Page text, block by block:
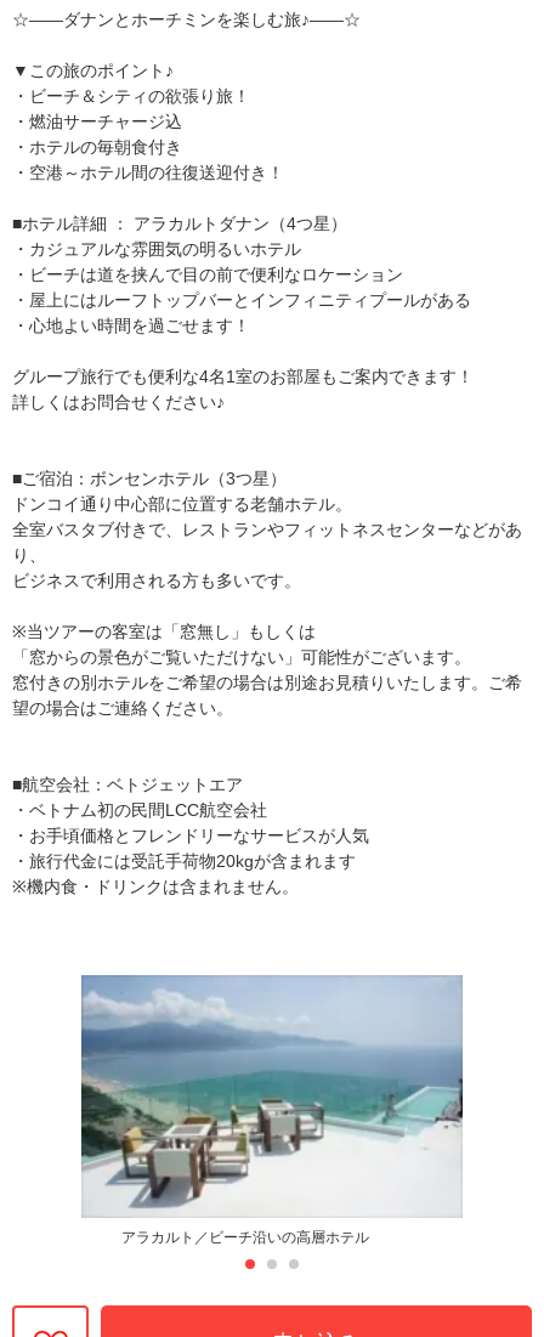
☆――ダナンとホーチミンを楽しむ旅♪――☆
▼この旅のポイント♪
・ビーチ＆シティの欲張り旅！
・燃油サーチャージ込
・ホテルの毎朝食付き
・空港～ホテル間の往復送迎付き！
■ホテル詳細 ： アラカルトダナン（4つ星）
・カジュアルな雰囲気の明るいホテル
・ビーチは道を挟んで目の前で便利なロケーション
・屋上にはルーフトップバーとインフィニティプールがある
・心地よい時間を過ごせます！
グループ旅行でも便利な4名1室のお部屋もご案内できます！
詳しくはお問合せください♪
■ご宿泊：ボンセンホテル（3つ星）
ドンコイ通り中心部に位置する老舗ホテル。
全室バスタブ付きで、レストランやフィットネスセンターなどがあ
り、
ビジネスで利用される方も多いです。
※当ツアーの客室は「窓無し」もしくは
「窓からの景色がご覧いただけない」可能性がございます。
窓付きの別ホテルをご希望の場合は別途お見積りいたします。ご希
望の場合はご連絡ください。
■航空会社：ベトジェットエア
・ベトナム初の民間LCC航空会社
・お手頃価格とフレンドリーなサービスが人気
・旅行代金には受託手荷物20kgが含まれます
※機内食・ドリンクは含まれません。
アラカルト／ビーチ沿いの高層ホテル